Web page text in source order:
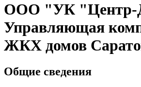
ООО "УК "Центр-
Управляющая
ЖКХ домов
Общие сведения